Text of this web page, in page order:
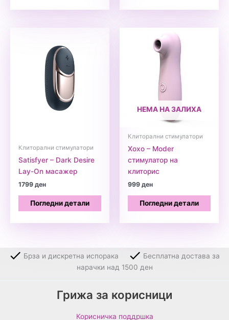
Клиторални стимулатори
Satisfyer – Dark Desire
Lay-On масажер
1799ден
Погледни детали
НЕМА НА ЗАЛИХА
Клиторални стимулатори
Xoxo – Moder
стимулатор на
клиторис
999ден
Погледни детали
Брза и дискретна испорака
Бесплатна достава за
нарачки над 1500 ден
Грижа за корисници
Корисничка поддршка